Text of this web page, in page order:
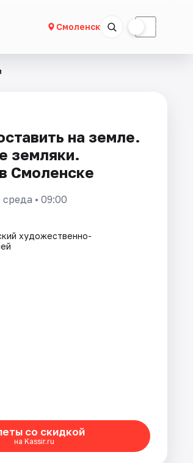
Смоленск ☾
на земле.
земляки.
Смоленске
среда • 09:00
художественно-
со скидкой
на Kassir.ru